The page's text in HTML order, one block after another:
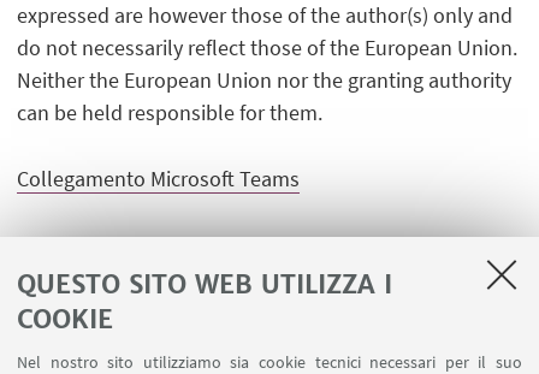
QUESTO SITO WEB UTILIZZA I
COOKIE
Nel nostro sito utilizziamo sia cookie tecnici necessari per il suo
expressed are however those of the author(s) only and
do not necessarily reflect those of the European Union.
Neither the European Union nor the granting authority
can be held responsible for them.
Collegamento Microsoft Teams
Organizzazione
Raya Muttarak